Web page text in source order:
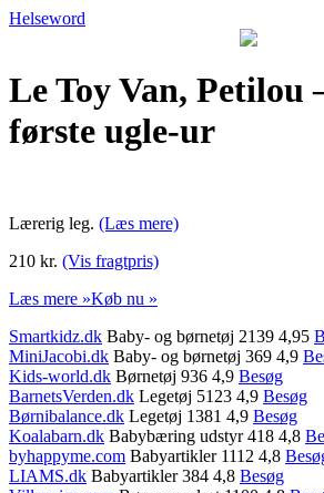
Helseword
Le Toy Van, Petilou
første ugle-ur
Lærerig leg. (Læs mere)
210 kr. (Vis fragtpris)
Læs mere »Køb nu »
Smartkidz.dk Baby- og børnetøj 2139 4,95
MiniJacobi.dk Baby- og børnetøj 369 4,9
Kids-world.dk Børnetøj 936 4,9 Besøg
BarnetsVerden.dk Legetøj 5123 4,9 Besøg
Børnibalance.dk Legetøj 1381 4,9 Besøg
Koalabarn.dk Babybæring udstyr 418 4,8
byhappyme.com Babyartikler 1112 4,8
LIAMS.dk Babyartikler 384 4,8 Besøg